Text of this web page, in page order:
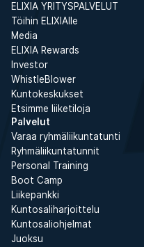
ELIXIA YRITYSPALVELUT
Töihin ELIXIAlle
Media
ELIXIA Rewards
Investor
WhistleBlower
Kuntokeskukset
Etsimme liiketiloja
Palvelut
Varaa ryhmäliikuntatunti
Ryhmäliikuntatunnit
Personal Training
Boot Camp
Liikepankki
Kuntosaliharjoittelu
Kuntosaliohjelmat
Juoksu